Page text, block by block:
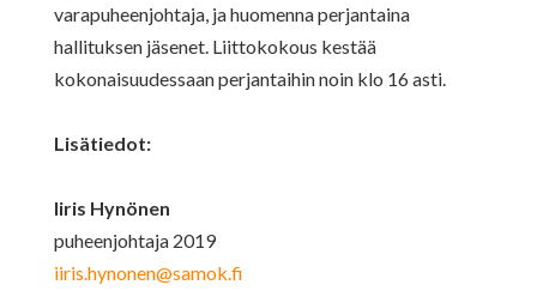
varapuheenjohtaja, ja huomenna perjantaina
hallituksen jäsenet. Liittokokous kestää
kokonaisuudessaan perjantaihin noin klo 16 asti.
Lisätiedot:
Iiris Hynönen
puheenjohtaja 2019
iiris.hynonen@samok.fi